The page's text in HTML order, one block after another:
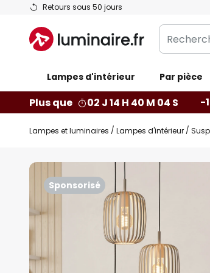
Retours sous 50 jours
Allez
contenu
Rechercher
un
catégorie...
Lampes d'intérieur Par pièce
Plus que 02 J 14 H 40 M 03 S -
Lampes et luminaires Lampes d'intérieur
Sponsorisé
Skip
the
end
of
the
images